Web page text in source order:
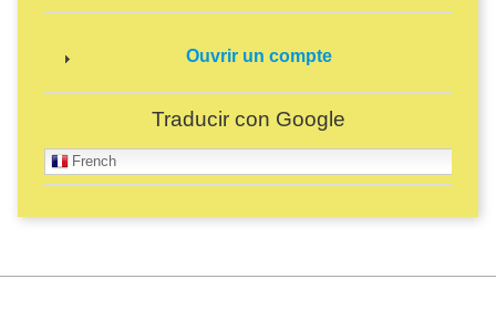
Ouvrir un compte
Traducir con Google
French